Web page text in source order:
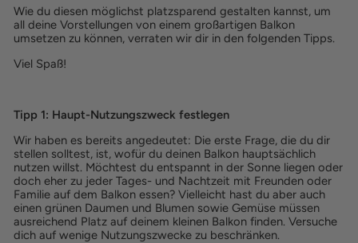
Wie du diesen möglichst platzsparend gestalten kannst, um
all deine Vorstellungen von einem großartigen Balkon
umsetzen zu können, verraten wir dir in den folgenden Tipps.
Viel Spaß!
Tipp 1: Haupt-Nutzungszweck festlegen
Wir haben es bereits angedeutet: Die erste Frage, die du dir
stellen solltest, ist, wofür du deinen Balkon hauptsächlich
nutzen willst. Möchtest du entspannt in der Sonne liegen oder
doch eher zu jeder Tages- und Nachtzeit mit Freunden oder
Familie auf dem Balkon essen? Vielleicht hast du aber auch
einen grünen Daumen und Blumen sowie Gemüse müssen
ausreichend Platz auf deinem kleinen Balkon finden. Versuche
dich auf wenige Nutzungszwecke zu beschränken.